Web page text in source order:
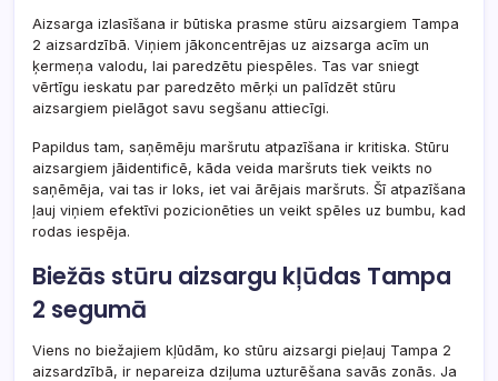
Aizsarga izlasīšana ir būtiska prasme stūru aizsargiem Tampa
2 aizsardzībā. Viņiem jākoncentrējas uz aizsarga acīm un
ķermeņa valodu, lai paredzētu piespēles. Tas var sniegt
vērtīgu ieskatu par paredzēto mērķi un palīdzēt stūru
aizsargiem pielāgot savu segšanu attiecīgi.
Papildus tam, saņēmēju maršrutu atpazīšana ir kritiska. Stūru
aizsargiem jāidentificē, kāda veida maršruts tiek veikts no
saņēmēja, vai tas ir loks, iet vai ārējais maršruts. Šī atpazīšana
ļauj viņiem efektīvi pozicionēties un veikt spēles uz bumbu, kad
rodas iespēja.
Biežās stūru aizsargu kļūdas Tampa
2 segumā
Viens no biežajiem kļūdām, ko stūru aizsargi pieļauj Tampa 2
aizsardzībā, ir nepareiza dziļuma uzturēšana savās zonās. Ja